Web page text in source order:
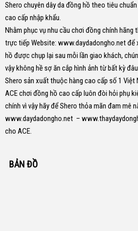
Shero chuyên dây da đồng hồ theo tiêu
cao cấp nhập khẩu.
Nhằm phục vụ nhu cầu chơi đồng chính hãng
trực tiếp Website: www.daydadongho.netđể
hồ được chụp lại sau mỗi lần giao khách,
vậy không hề sợ ăn cắp hình ảnh từ bất kỳ
Shero sản xuất thuộc hàng cao cấp số 1 Việt
ACE chơi đồng hồ cao cấp luôn đòi hỏi phụ
chính vì vậy hãy để Shero thỏa mãn đam mê
www.daydadongho.net –
cho ACE.
BẢN ĐỒ